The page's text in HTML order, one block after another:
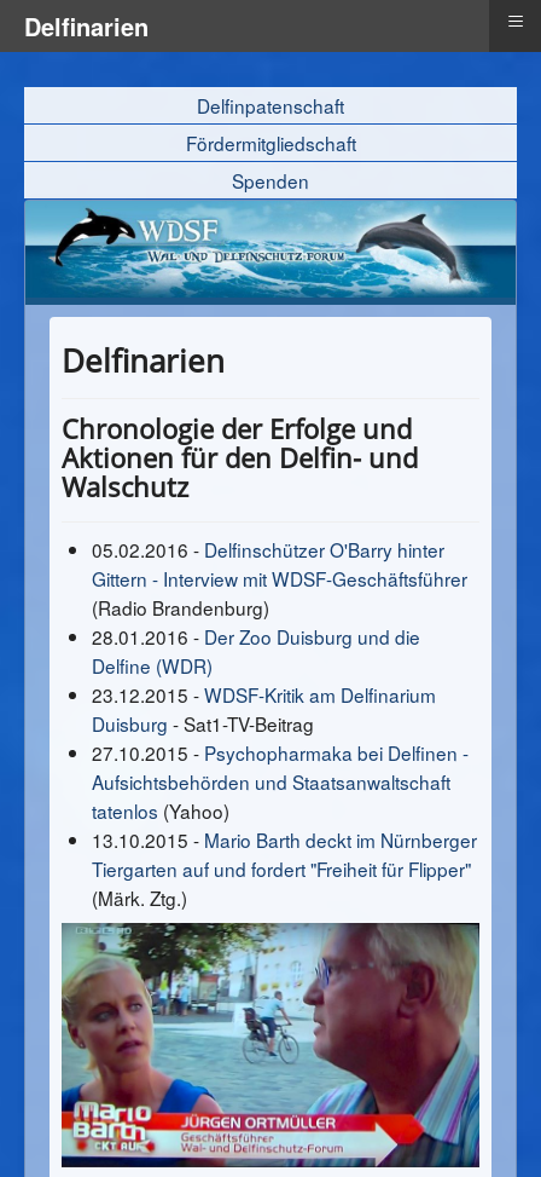
Delfinpatenschaft
Fördermitgliedschaft
Spenden
Delfinarien
Chronologie der Erfolge und
Aktionen für den Delfin- und
Walschutz
05.02.2016 - Delfinschützer O'Barry hinter
Gittern - Interview mit WDSF-Geschäftsführer
(Radio Brandenburg)
28.01.2016 - Der Zoo Duisburg und die
Delfine (WDR)
23.12.2015 -WDSF-Kritik am Delfinarium
Duisburg - Sat1-TV-Beitrag
27.10.2015 - Psychopharmaka bei Delfinen -
Aufsichtsbehörden und Staatsanwaltschaft
tatenlos (Yahoo)
13.10.2015 - Mario Barth deckt im Nürnberger
Tiergarten auf und fordert "Freiheit für Flipper"
(Märk. Ztg.)
Delfinarien ≡